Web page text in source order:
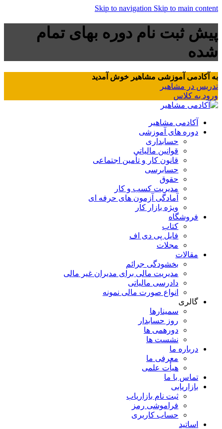
Skip to navigation Skip to main content
پیش ثبت نام دوره بهای تمام
شده
به آکادمی آموزشی مشاهیر خوش آمدید
تدریس در مشاهیر
ورود به کلاس
آکادمی مشاهیر
دوره های آموزشی
حسابداری
قوانین مالیاتی
قانون کار و تأمین اجتماعی
حسابرسی
حقوق
مدیریت کسب و کار
آمادگی آزمون های حرفه ای
ویژه بازار کار
فروشگاه
کتاب
فایل پی دی اف
مجلات
مقالات
بخشودگی جرائم
مدیریت مالی برای مدیران غیر مالی
دادرسی مالیاتی
انواع صورت مالی نمونه
گالری
سمینارها
روز حسابدار
دورهمی ها
نشست ها
درباره ما
معرفی ما
هیأت علمی
تماس با ما
بازاریابی
ثبت نام بازاریاب
فراموشی رمز
حساب کاربری
اساتید